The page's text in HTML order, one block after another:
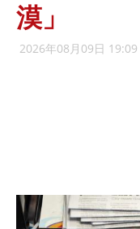
漠」
2026年08月09日 19:09